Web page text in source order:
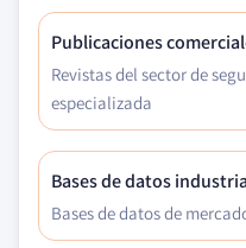
Publicaciones
Revistas del sector de
especializada
Bases de datos
Bases de datos de